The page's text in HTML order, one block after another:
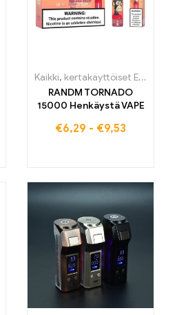
Kertakäyttöiset sähkötupakat
Kaikki, kertakäyttöiset E-savut
RANDM TORNADO
15000 Henkäystä VAPE
€6,29 - €9,53